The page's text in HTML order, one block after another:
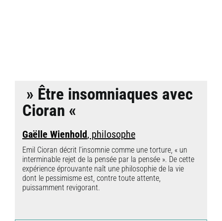
» Être insomniaques avec
Cioran «
Gaëlle Wienhold, philosophe
Emil Cioran décrit l’insomnie comme une torture, « un
interminable rejet de la pensée par la pensée ». De cette
expérience éprouvante naît une philosophie de la vie
dont le pessimisme est, contre toute attente,
puissamment revigorant.